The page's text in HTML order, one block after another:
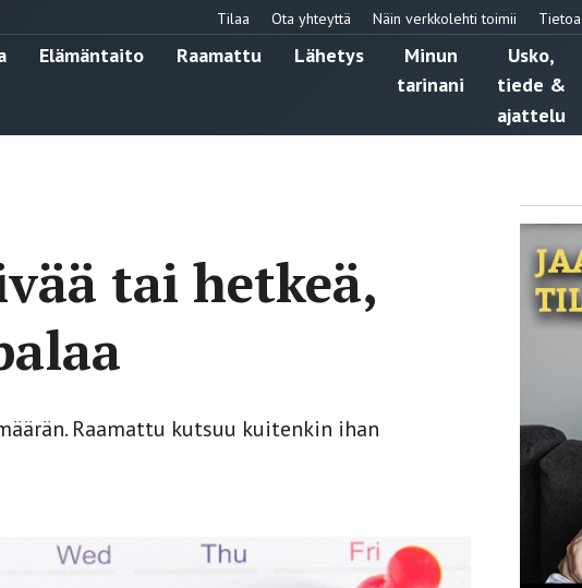
Tilaa Ota yhteyttä Näin verkkolehti toimii
Elämäntaito Raamattu Lähetys
Minun
tarinani
Usko,
tiede &
ajattelu
tai hetkeä,
Raamattu kutsuu kuitenkin ihan